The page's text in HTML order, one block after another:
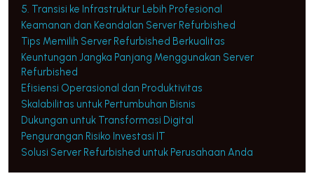
5. Transisi ke Infrastruktur Lebih Profesional
Keamanan dan Keandalan Server Refurbished
Tips Memilih Server Refurbished Berkualitas
Keuntungan Jangka Panjang Menggunakan Server
Refurbished
Efisiensi Operasional dan Produktivitas
Skalabilitas untuk Pertumbuhan Bisnis
Dukungan untuk Transformasi Digital
Pengurangan Risiko Investasi IT
Solusi Server Refurbished untuk Perusahaan Anda